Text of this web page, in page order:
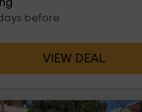
before
VIEW DEAL